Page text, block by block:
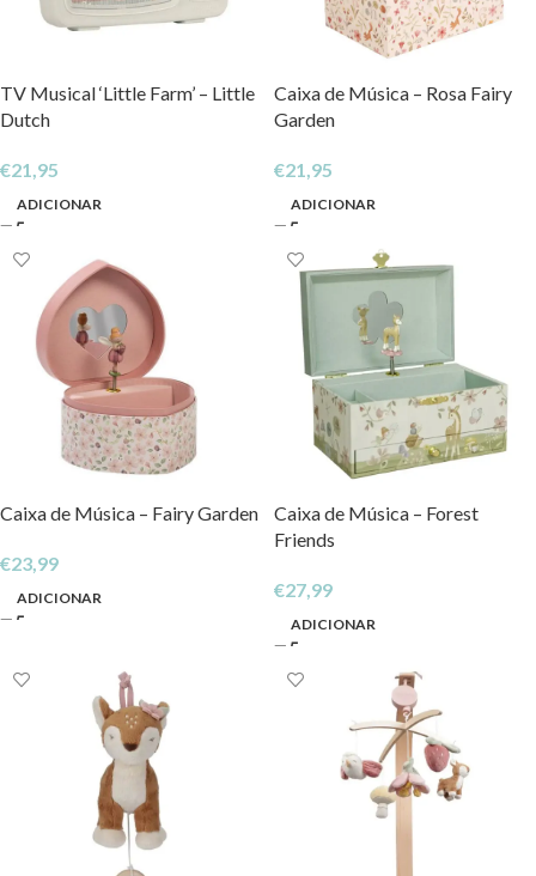
TV Musical ‘Little Farm’ – Little
Dutch
€21,95
ADICIONAR
Caixa de Música – Rosa Fairy
Garden
€21,95
ADICIONAR
Caixa de Música – Fairy Garden
€23,99
ADICIONAR
Caixa de Música – Forest
Friends
€27,99
ADICIONAR